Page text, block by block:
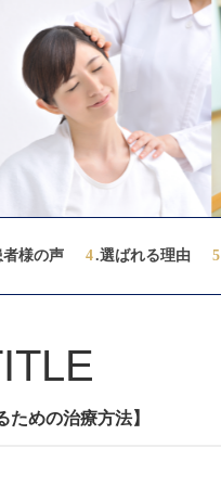
者様の声 4.選ばれる理由 5
めの治療方法】